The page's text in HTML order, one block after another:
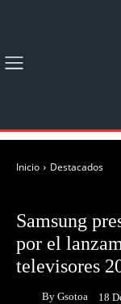
Inicio Destacados
Samsung
por el
televisores
By Gsotoa 18